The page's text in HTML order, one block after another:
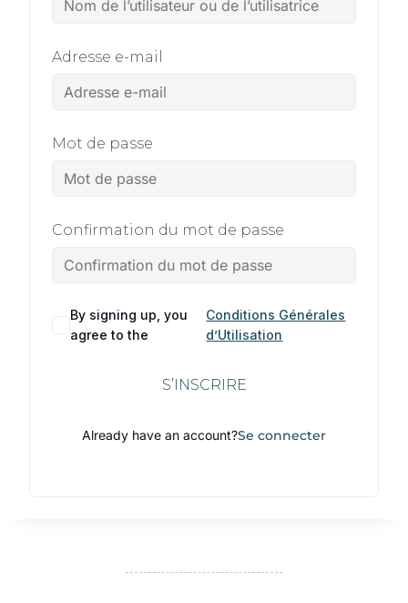
Adresse e-mail
Mot de passe
Confirmation du mot de passe
By signing up, you
agree to the
Conditions Générales
d’Utilisation
S’INSCRIRE
Already have an account?Se connecter